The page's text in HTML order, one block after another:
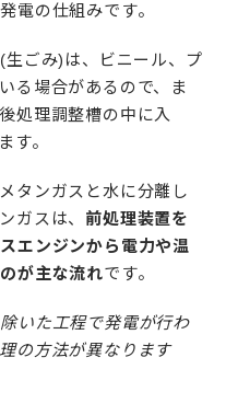
電の仕組みです。
ごみ)は、ビニール、プ
る場合があるので、ま
処理調整槽の中に入
す。
タンガスと水に分離し
ガスは、 前処理装置を
エンジンから電力や温
が主な流れです。
いた工程で発電が行わ
の方法が異なります